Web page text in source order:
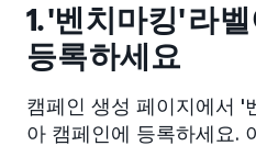
1. '벤치마킹' 라
등록하세요
캠페인 생성 페이지에서 '
아 캠페인에 등록하세요.